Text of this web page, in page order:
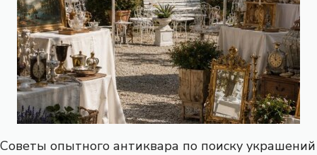
Советы опытного антиквара по поиску украшений